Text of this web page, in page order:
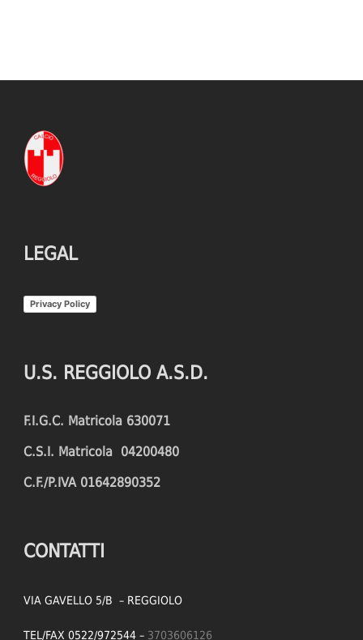
LEGAL
Privacy Policy
U.S. REGGIOLO A.S.D.
F.I.G.C. Matricola 630071
C.S.I. Matricola 04200480
C.F./P.IVA 01642890352
CONTATTI
VIA GAVELLO 5/B – REGGIOLO
TEL/FAX 0522/972544 – 3703606126